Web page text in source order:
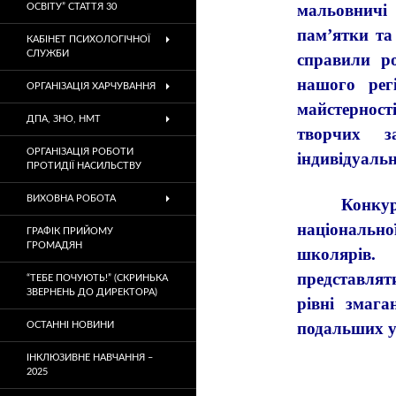
мальовничі
пам’ятки
справили
нашого
творчих
Конкурс
рівні
подальших
ОСВІТУ” СТАТТЯ 30
КАБІНЕТ ПСИХОЛОГІЧНОЇ
СЛУЖБИ
ОРГАНІЗАЦІЯ ХАРЧУВАННЯ
ДПА, ЗНО, НМТ
ОРГАНІЗАЦІЯ РОБОТИ
ПРОТИДІЇ НАСИЛЬСТВУ
ВИХОВНА РОБОТА
ГРАФІК ПРИЙОМУ
ГРОМАДЯН
“ТЕБЕ ПОЧУЮТЬ!” (СКРИНЬКА
ЗВЕРНЕНЬ ДО ДИРЕКТОРА)
ОСТАННІ НОВИНИ
ІНКЛЮЗИВНЕ НАВЧАННЯ –
2025